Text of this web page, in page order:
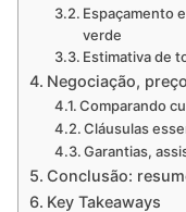
Espaçamento
verde
Estimativa de
Negociação,
Comparando
Cláusulas
Garantias,
Conclusão:
Key Takeaways